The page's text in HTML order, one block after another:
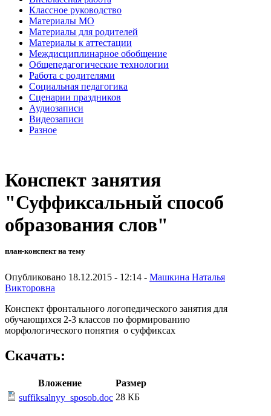
Классное руководство
Материалы МО
Материалы для родителей
Материалы к аттестации
Междисциплинарное обобщение
Общепедагогические технологии
Работа с родителями
Социальная педагогика
Сценарии праздников
Аудиозаписи
Видеозаписи
Разное
Конспект занятия
"Суффиксальный способ
образования слов"
план-конспект на тему
Опубликовано 18.12.2015 - 12:14 - Машкина Наталья
Викторовна
Конспект фронтального логопедического занятия для
обучающихся 2-3 классов по формированию
морфологического понятия о суффиксах
Скачать:
Вложение
Размер
suffiksalnyy_sposob.doc 28 КБ